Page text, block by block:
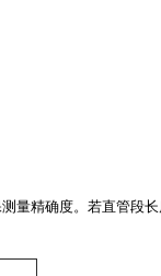
量精确度。若直管段